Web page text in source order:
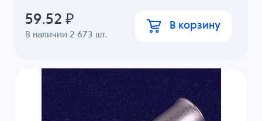
В наличии 2 673 шт.
59.52 ₽ В корзину